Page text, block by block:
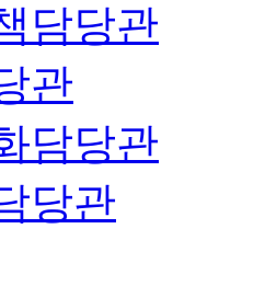
담당관
관
담당관
당관